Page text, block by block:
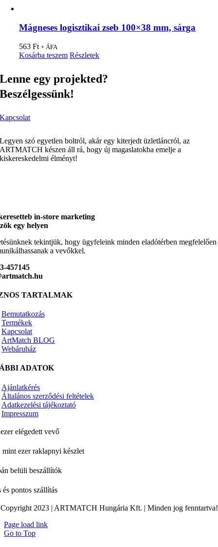
Mágneses logisztikai zseb 100×38 mm, sárga
563Ft + ÁFA
Kosárba teszem Részletek
Lenne egy projekted?
Beszélgessünk!
Kapcsolat
Legyen szó egyetlen boltról, akár egy kiterjedt üzletláncról, az
ARTMATCH készen áll rá, hogy új magaslatokba emelje a
kiskereskedelmi élményt!
in-store marketing
egy helyen
tekintjük, hogy ügyfeleink minden eladótérben megfelelően
a vevőkkel.
457145
TARTALMAK
Bemutatkozás
Termékek
Kapcsolat
ArtMatch BLOG
Webáruház
ADATOK
Ajánlatkérés
Általános szerződési feltételek
Adatkezelési tájékoztató
Impresszum
elégedett vevő
mint ezer raklapnyi készlet
belüli beszállítók
és pontos szállítás
Copyright 2023 | ARTMATCH Hungária Kft. | Minden jog fenntartva!
Page load link
Go to Top